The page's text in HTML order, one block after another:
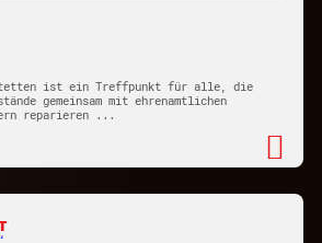
ist ein Treffpunkt für alle, die
gemeinsam mit ehrenamtlichen
reparieren ...